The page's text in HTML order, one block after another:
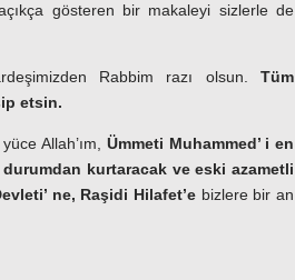
gösteren bir makaleyi sizlerle de
Rabbim razı olsun. Tüm
etsin.
Allah’ım, Ümmeti Muhammed’ i en
durumdan kurtaracak ve eski azametli
ne, Raşidi Hilafet’e bizlere bir an